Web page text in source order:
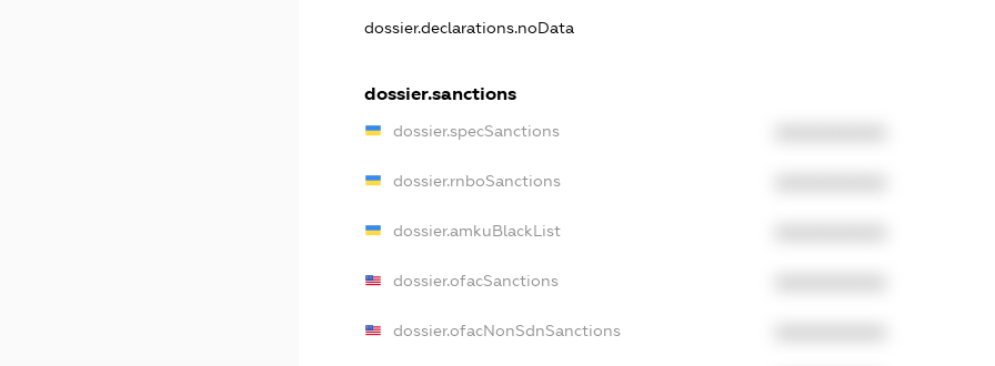
dossier.declarations.noData
dossier.sanctions
dossier.specSanctions
dossier.rnboSanctions
dossier.amkuBlackList
dossier.ofacSanctions
dossier.ofacNonSdnSanctions